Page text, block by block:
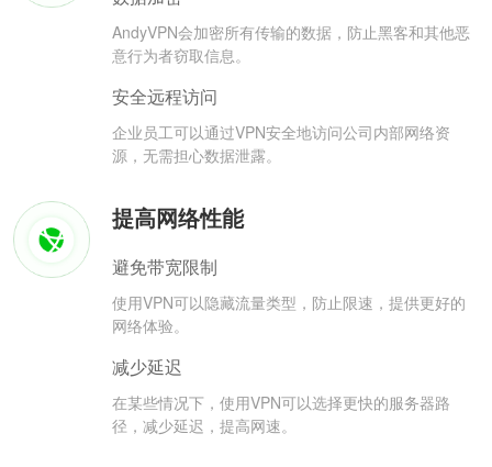
AndyVPN会加密所有传输的数据，防止黑客和其他恶
意行为者窃取信息。
安全远程访问
企业员工可以通过VPN安全地访问公司内部网络资
源，无需担心数据泄露。
提高网络性能
避免带宽限制
使用VPN可以隐藏流量类型，防止限速，提供更好的
网络体验。
减少延迟
在某些情况下，使用VPN可以选择更快的服务器路
径，减少延迟，提高网速。